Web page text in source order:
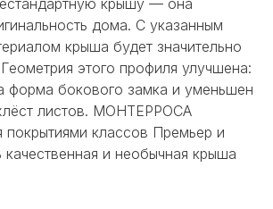
дома. С указанным
крыша будет значительно
этого профиля улучшена:
форма бокового замка и уменьшен
листов. МОНТЕРРОСА
покрытиями классов Премьер и
и необычная крыша